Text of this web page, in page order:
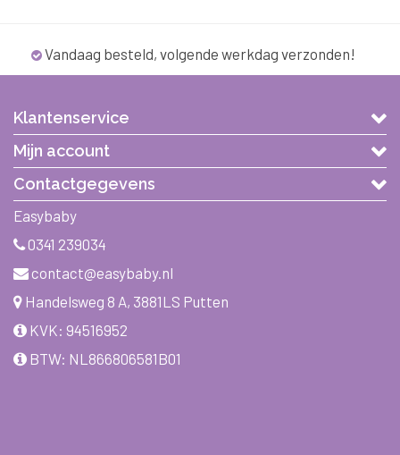
Vandaag besteld, volgende werkdag verzonden!
Klantenservice
Mijn account
Contactgegevens
Easybaby
0341 239034
contact@easybaby.nl
Handelsweg 8 A, 3881LS Putten
KVK: 94516952
BTW: NL866806581B01